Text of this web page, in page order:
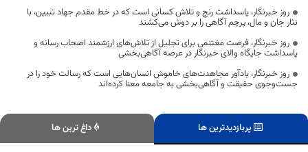
روز خبرنگار، پاسداشت رنج و تلاش کسانی است که در خط مقدم جهاد تبیین، با
نثار جان و مال، پرچم آگاهی را بر دوش می‌کشند
روز خبرنگار، فرصت مغتنمی برای تجلیل از تلاش‌های ارزشمند اصحاب رسانه و
پاسداشت جایگاه والای خبرنگار در عرصه آگاهی‌بخشی
روز خبرنگار، یادآور مجاهدت‌های خاموش انسان‌هایی است که رسالت خود را در
جست‌وجوی حقیقت و آگاهی‌بخشی به جامعه معنا کرده‌اند
پربازدیدترین ها داغ ترین ها